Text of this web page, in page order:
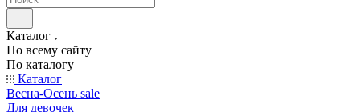
Каталог
По всему сайту
По каталогу
Каталог
Весна-Осень sale
Для девочек